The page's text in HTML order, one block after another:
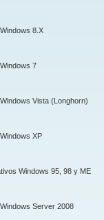
8.X
7
Vista (Longhorn)
XP
Windows 95, 98 y ME
Server 2008